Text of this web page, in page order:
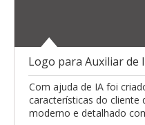
Logo para Auxiliar de
Com ajuda de IA foi
características do cliente
moderno e detalhado